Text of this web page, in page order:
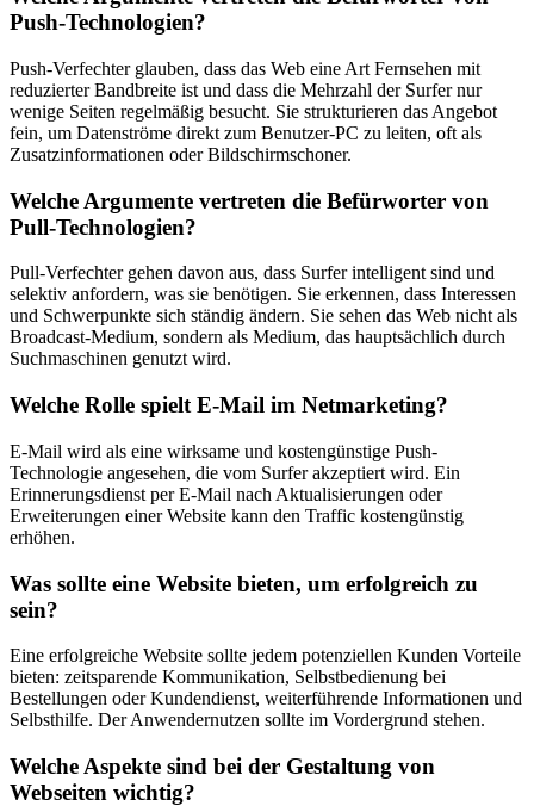
Push-Technologien?
Push-Verfechter glauben, dass das Web eine Art Fernsehen mit
reduzierter Bandbreite ist und dass die Mehrzahl der Surfer nur
wenige Seiten regelmäßig besucht. Sie strukturieren das Angebot
fein, um Datenströme direkt zum Benutzer-PC zu leiten, oft als
Zusatzinformationen oder Bildschirmschoner.
Welche Argumente vertreten die Befürworter von
Pull-Technologien?
Pull-Verfechter gehen davon aus, dass Surfer intelligent sind und
selektiv anfordern, was sie benötigen. Sie erkennen, dass Interessen
und Schwerpunkte sich ständig ändern. Sie sehen das Web nicht als
Broadcast-Medium, sondern als Medium, das hauptsächlich durch
Suchmaschinen genutzt wird.
Welche Rolle spielt E-Mail im Netmarketing?
E-Mail wird als eine wirksame und kostengünstige Push-
Technologie angesehen, die vom Surfer akzeptiert wird. Ein
Erinnerungsdienst per E-Mail nach Aktualisierungen oder
Erweiterungen einer Website kann den Traffic kostengünstig
erhöhen.
Was sollte eine Website bieten, um erfolgreich zu
sein?
Eine erfolgreiche Website sollte jedem potenziellen Kunden Vorteile
bieten: zeitsparende Kommunikation, Selbstbedienung bei
Bestellungen oder Kundendienst, weiterführende Informationen und
Selbsthilfe. Der Anwendernutzen sollte im Vordergrund stehen.
Welche Aspekte sind bei der Gestaltung von
Webseiten wichtig?